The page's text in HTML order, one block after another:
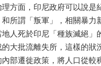
方面，印尼政府可以說
所謂「叛軍」，相關暴
人死於印尼「種族滅絕」
大批流離失所，這樣的
部遷徙政策，將人口從